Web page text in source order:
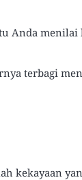
Anda
terbagi
kekayaan